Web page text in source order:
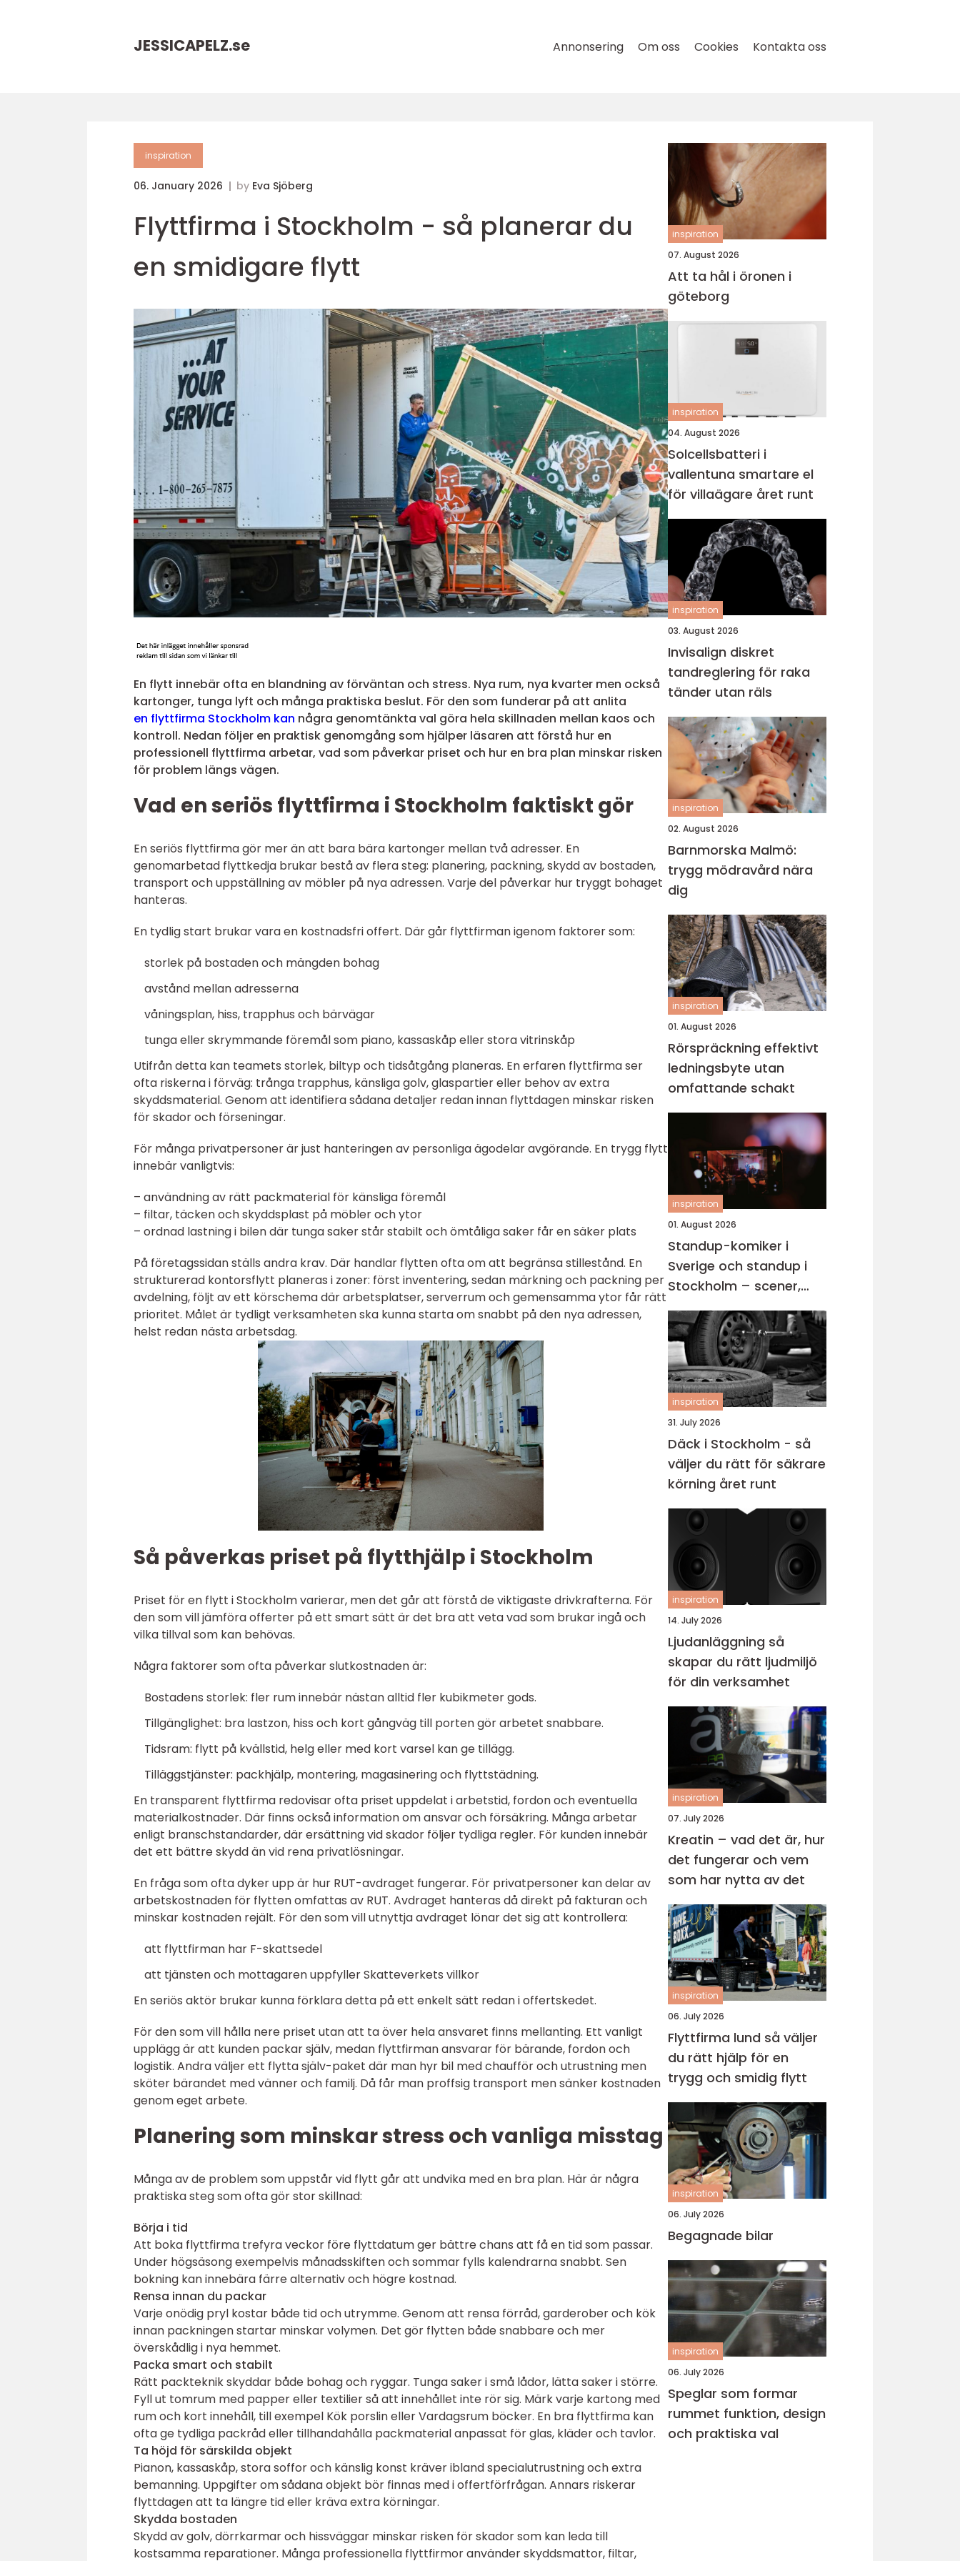
JESSICAPELZ.se Annonsering Om oss Cookies Kontakta oss
inspiration
06. January 2026 by Eva Sjöberg
Flyttfirma i Stockholm - så planerar du
en smidigare flytt
En flytt innebär ofta en blandning av förväntan och stress. Nya rum, nya kvarter men också
kartonger, tunga lyft och många praktiska beslut. För den som funderar på att anlita
en flyttfirma Stockholm kan några genomtänkta val göra hela skillnaden mellan kaos och
kontroll. Nedan följer en praktisk genomgång som hjälper läsaren att förstå hur en
professionell flyttfirma arbetar, vad som påverkar priset och hur en bra plan minskar risken
för problem längs vägen.
Vad en seriös flyttfirma i Stockholm faktiskt gör
En seriös flyttfirma gör mer än att bara bära kartonger mellan två adresser. En
genomarbetad flyttkedja brukar bestå av flera steg: planering, packning, skydd av bostaden,
transport och uppställning av möbler på nya adressen. Varje del påverkar hur tryggt bohaget
hanteras.
En tydlig start brukar vara en kostnadsfri offert. Där går flyttfirman igenom faktorer som:
storlek på bostaden och mängden bohag
avstånd mellan adresserna
våningsplan, hiss, trapphus och bärvägar
tunga eller skrymmande föremål som piano, kassaskåp eller stora vitrinskåp
Utifrån detta kan teamets storlek, biltyp och tidsåtgång planeras. En erfaren flyttfirma ser
ofta riskerna i förväg: trånga trapphus, känsliga golv, glaspartier eller behov av extra
skyddsmaterial. Genom att identifiera sådana detaljer redan innan flyttdagen minskar risken
för skador och förseningar.
För många privatpersoner är just hanteringen av personliga ägodelar avgörande. En trygg flytt
innebär vanligtvis:
– användning av rätt packmaterial för känsliga föremål
– filtar, täcken och skyddsplast på möbler och ytor
– ordnad lastning i bilen där tunga saker står stabilt och ömtåliga saker får en säker plats
På företagssidan ställs andra krav. Där handlar flytten ofta om att begränsa stillestånd. En
strukturerad kontorsflytt planeras i zoner: först inventering, sedan märkning och packning per
avdelning, följt av ett körschema där arbetsplatser, serverrum och gemensamma ytor får rätt
prioritet. Målet är tydligt verksamheten ska kunna starta om snabbt på den nya adressen,
helst redan nästa arbetsdag.
Så påverkas priset på flytthjälp i Stockholm
Priset för en flytt i Stockholm varierar, men det går att förstå de viktigaste drivkrafterna. För
den som vill jämföra offerter på ett smart sätt är det bra att veta vad som brukar ingå och
vilka tillval som kan behövas.
Några faktorer som ofta påverkar slutkostnaden är:
Bostadens storlek: fler rum innebär nästan alltid fler kubikmeter gods.
Tillgänglighet: bra lastzon, hiss och kort gångväg till porten gör arbetet snabbare.
Tidsram: flytt på kvällstid, helg eller med kort varsel kan ge tillägg.
Tilläggstjänster: packhjälp, montering, magasinering och flyttstädning.
En transparent flyttfirma redovisar ofta priset uppdelat i arbetstid, fordon och eventuella
materialkostnader. Där finns också information om ansvar och försäkring. Många arbetar
enligt branschstandarder, där ersättning vid skador följer tydliga regler. För kunden innebär
det ett bättre skydd än vid rena privatlösningar.
En fråga som ofta dyker upp är hur RUT-avdraget fungerar. För privatpersoner kan delar av
arbetskostnaden för flytten omfattas av RUT. Avdraget hanteras då direkt på fakturan och
minskar kostnaden rejält. För den som vill utnyttja avdraget lönar det sig att kontrollera:
att flyttfirman har F-skattsedel
att tjänsten och mottagaren uppfyller Skatteverkets villkor
En seriös aktör brukar kunna förklara detta på ett enkelt sätt redan i offertskedet.
För den som vill hålla nere priset utan att ta över hela ansvaret finns mellanting. Ett vanligt
upplägg är att kunden packar själv, medan flyttfirman ansvarar för bärande, fordon och
logistik. Andra väljer ett flytta själv-paket där man hyr bil med chaufför och utrustning men
sköter bärandet med vänner och familj. Då får man proffsig transport men sänker kostnaden
genom eget arbete.
Planering som minskar stress och vanliga misstag
Många av de problem som uppstår vid flytt går att undvika med en bra plan. Här är några
praktiska steg som ofta gör stor skillnad:
Börja i tid
Att boka flyttfirma trefyra veckor före flyttdatum ger bättre chans att få en tid som passar.
Under högsäsong exempelvis månadsskiften och sommar fylls kalendrarna snabbt. Sen
bokning kan innebära färre alternativ och högre kostnad.
Rensa innan du packar
Varje onödig pryl kostar både tid och utrymme. Genom att rensa förråd, garderober och kök
innan packningen startar minskar volymen. Det gör flytten både snabbare och mer
överskådlig i nya hemmet.
Packa smart och stabilt
Rätt packteknik skyddar både bohag och ryggar. Tunga saker i små lådor, lätta saker i större.
Fyll ut tomrum med papper eller textilier så att innehållet inte rör sig. Märk varje kartong med
rum och kort innehåll, till exempel Kök porslin eller Vardagsrum böcker. En bra flyttfirma kan
ofta ge tydliga packråd eller tillhandahålla packmaterial anpassat för glas, kläder och tavlor.
Ta höjd för särskilda objekt
Pianon, kassaskåp, stora soffor och känslig konst kräver ibland specialutrustning och extra
bemanning. Uppgifter om sådana objekt bör finnas med i offertförfrågan. Annars riskerar
flyttdagen att ta längre tid eller kräva extra körningar.
Skydda bostaden
Skydd av golv, dörrkarmar och hissväggar minskar risken för skador som kan leda till
kostsamma reparationer. Många professionella flyttfirmor använder skyddsmattor, filtar,
inspiration
07. August 2026
Att ta hål i öronen i
göteborg
inspiration
04. August 2026
Solcellsbatteri i
vallentuna smartare el
för villaägare året runt
inspiration
03. August 2026
Invisalign diskret
tandreglering för raka
tänder utan räls
inspiration
02. August 2026
Barnmorska Malmö:
trygg mödravård nära
dig
inspiration
01. August 2026
Rörspräckning effektivt
ledningsbyte utan
omfattande schakt
inspiration
01. August 2026
Standup-komiker i
Sverige och standup i
Stockholm – scener,
karriärer och kvällar
fyllda av skratt
inspiration
31. July 2026
Däck i Stockholm - så
väljer du rätt för säkrare
körning året runt
inspiration
14. July 2026
Ljudanläggning så
skapar du rätt ljudmiljö
för din verksamhet
inspiration
07. July 2026
Kreatin – vad det är, hur
det fungerar och vem
som har nytta av det
inspiration
06. July 2026
Flyttfirma lund så väljer
du rätt hjälp för en
trygg och smidig flytt
inspiration
06. July 2026
Begagnade bilar
inspiration
06. July 2026
Speglar som formar
rummet funktion, design
och praktiska val